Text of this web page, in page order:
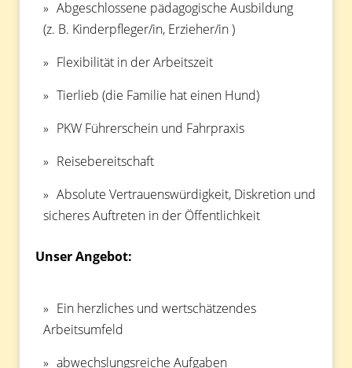
Abgeschlossene pädagogische Ausbildung
(z. B. Kinderpfleger/in, Erzieher/in )
Flexibilität in der Arbeitszeit
Tierlieb (die Familie hat einen Hund)
PKW Führerschein und Fahrpraxis
Reisebereitschaft
Absolute Vertrauenswürdigkeit, Diskretion und
sicheres Auftreten in der Öffentlichkeit
Unser Angebot:
Ein herzliches und wertschätzendes
Arbeitsumfeld
abwechslungsreiche Aufgaben